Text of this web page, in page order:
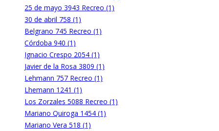
25 de mayo 3943 Recreo (1)
30 de abril 758 (1)
Belgrano 745 Recreo (1)
Córdoba 940 (1)
Ignacio Crespo 2054 (1)
Javier de la Rosa 3809 (1)
Lehmann 757 Recreo (1)
Lhemann 1241 (1)
Los Zorzales 5088 Recreo (1)
Mariano Quiroga 1454 (1)
Mariano Vera 518 (1)